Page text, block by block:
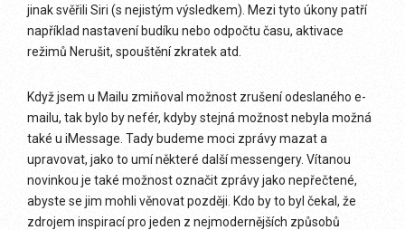
jinak svěřili Siri (s nejistým výsledkem). Mezi tyto úkony patří
například nastavení budíku nebo odpočtu času, aktivace
režimů Nerušit, spouštění zkratek atd.
Když jsem u Mailu zmiňoval možnost zrušení odeslaného e-
mailu, tak bylo by nefér, kdyby stejná možnost nebyla možná
také u iMessage. Tady budeme moci zprávy mazat a
upravovat, jako to umí některé další messengery. Vítanou
novinkou je také možnost označit zprávy jako nepřečtené,
abyste se jim mohli věnovat později. Kdo by to byl čekal, že
zdrojem inspirací pro jeden z nejmodernějších způsobů